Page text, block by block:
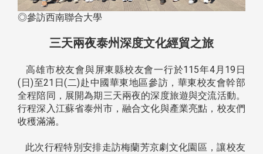
◎參訪西南聯合大學
三天兩夜泰州深度文化經貿之旅
高雄市校友會與屏東縣校友會一行於115年4月19日
(日)至21日(二)赴中國華東地區參訪，華東校友會幹部
全程陪同，展開為期三天兩夜的深度旅遊與交流活動。
行程深入江蘇省泰州市，融合文化與產業亮點，校友們
收穫滿滿。
此次行程特別安排走訪梅蘭芳京劇文化園區，讓校友